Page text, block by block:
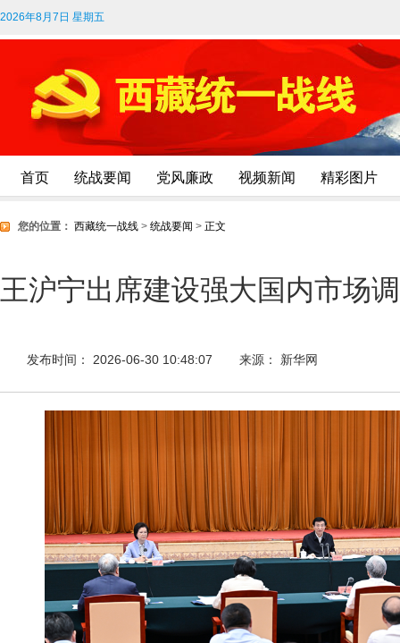
2026年8月7日 星期五
首页 统战要闻 党风廉政 视频新闻 精彩图片
您的位置： 西藏统一战线 > 统战要闻 > 正文
王沪宁出席建设强大国内市场
发布时间： 2026-06-30 10:48:07 来源： 新华网